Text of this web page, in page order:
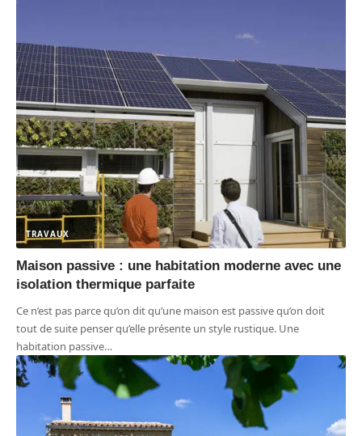
TRAVAUX
Maison passive : une habitation moderne avec une
isolation thermique parfaite
Ce n’est pas parce qu’on dit qu’une maison est passive qu’on doit
tout de suite penser qu’elle présente un style rustique. Une
habitation passive…